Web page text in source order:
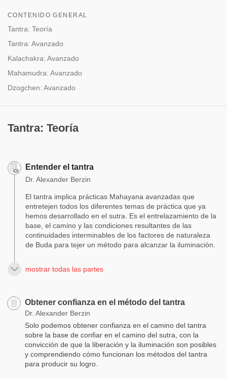
CONTENIDO GENERAL
Tantra: Teoría
Tantra: Avanzado
Kalachakra: Avanzado
Mahamudra: Avanzado
Dzogchen: Avanzado
Tantra: Teoría
Entender el tantra
Dr. Alexander Berzin
El tantra implica prácticas Mahayana avanzadas que
entretejen todos los diferentes temas de práctica que ya
hemos desarrollado en el sutra. Es el entrelazamiento de la
base, el camino y las condiciones resultantes de las
continuidades interminables de los factores de naturaleza
de Buda para tejer un método para alcanzar la iluminación.
mostrar todas las partes
Obtener confianza en el método del tantra
Dr. Alexander Berzin
Solo podemos obtener confianza en el camino del tantra
sobre la base de confiar en el camino del sutra, con la
convicción de que la liberación y la iluminación son posibles
y comprendiendo cómo funcionan los métodos del tantra
para producir su logro.